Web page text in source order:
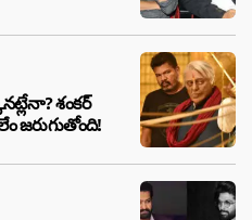
శంకర్
జరుగుతోంది!